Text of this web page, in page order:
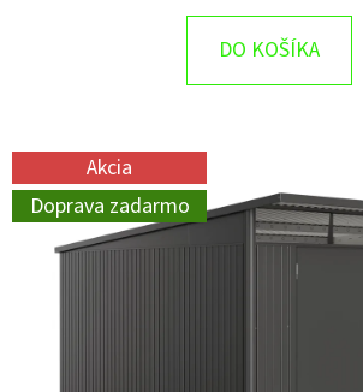
DO KOŠÍKA
Akcia
Doprava zadarmo